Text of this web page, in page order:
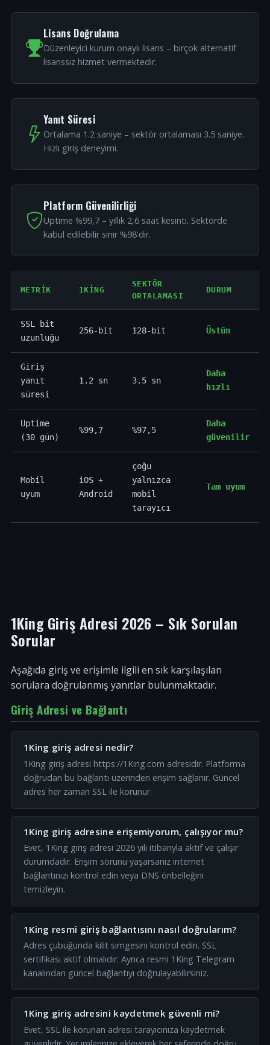
Lisans Doğrulama
Düzenleyici kurum onaylı lisans – birçok alternatif
lisanssız hizmet vermektedir.
Yanıt Süresi
Ortalama 1.2 saniye – sektör ortalaması 3.5 saniye.
Hızlı giriş deneyimi.
Platform Güvenilirliği
Uptime %99,7 – yıllık 2,6 saat kesinti. Sektörde
kabul edilebilir sınır %98'dir.
METRIK 1KING
SEKTÖR
ORTALAMASI
DURUM
SSL bit
uzunluğu
256-bit 128-bit Üstün
Giriş
yanıt
süresi
1.2 sn 3.5 sn
Daha
hızlı
Uptime
(30 gün)
%99,7 %97,5
Daha
güvenilir
Mobil
uyum
iOS +
Android
çoğu
yalnızca
mobil
tarayıcı
Tam uyum
1King Giriş Adresi 2026 – Sık Sorulan
Sorular
Aşağıda giriş ve erişimle ilgili en sık karşılaşılan
sorulara doğrulanmış yanıtlar bulunmaktadır.
Giriş Adresi ve Bağlantı
1King giriş adresi nedir?
1King giriş adresi https://1King.com adresidir. Platforma
doğrudan bu bağlantı üzerinden erişim sağlanır. Güncel
adres her zaman SSL ile korunur.
1King giriş adresine erişemiyorum, çalışıyor mu?
Evet, 1King giriş adresi 2026 yılı itibarıyla aktif ve çalışır
durumdadır. Erişim sorunu yaşarsanız internet
bağlantınızı kontrol edin veya DNS önbelleğini
temizleyin.
1King resmi giriş bağlantısını nasıl doğrularım?
Adres çubuğunda kilit simgesini kontrol edin. SSL
sertifikası aktif olmalıdır. Ayrıca resmi 1King Telegram
kanalından güncel bağlantıyı doğrulayabilirsiniz.
1King giriş adresini kaydetmek güvenli mi?
Evet, SSL ile korunan adresi tarayıcınıza kaydetmek